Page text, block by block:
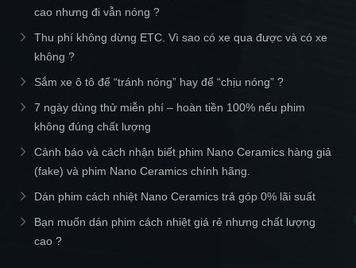
cao nhưng đi vẫn nóng ?
Thu phí không dừng ETC. Vì sao có xe qua được và có xe
không ?
Sắm xe ô tô để “tránh nóng” hay để “chịu nóng” ?
7 ngày dùng thử miễn phí – hoàn tiền 100% nếu phim
không đúng chất lượng
Cảnh báo và cách nhận biết phim Nano Ceramics hàng giả
(fake) và phim Nano Ceramics chính hãng.
Dán phim cách nhiệt Nano Ceramics trả góp 0% lãi suất
Bạn muốn dán phim cách nhiệt giá rẻ nhưng chất lượng
cao ?